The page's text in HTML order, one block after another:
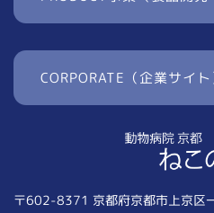
CORPORATE（企業サイト
〒602-8371 京都府京都市上京区